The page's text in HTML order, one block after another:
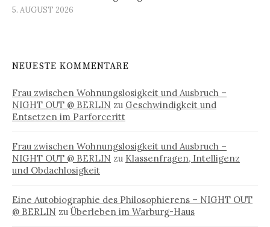
5. AUGUST 2026
NEUESTE KOMMENTARE
Frau zwischen Wohnungslosigkeit und Ausbruch –
NIGHT OUT @ BERLIN zu Geschwindigkeit und
Entsetzen im Parforceritt
Frau zwischen Wohnungslosigkeit und Ausbruch –
NIGHT OUT @ BERLIN zu Klassenfragen, Intelligenz
und Obdachlosigkeit
Eine Autobiographie des Philosophierens – NIGHT OUT
@ BERLIN zu Überleben im Warburg-Haus